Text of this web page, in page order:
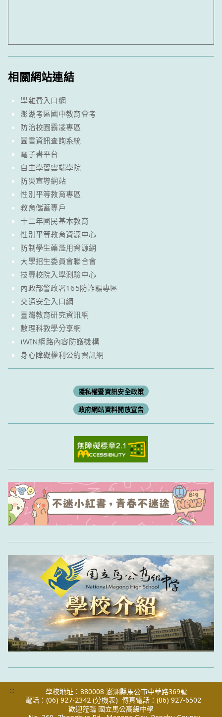
相關網站連結
學雜費入口網
澎湖考區國中教育會考
防治校園霸凌專區
圖書資訊查詢系統
電子書平台
自主學習雲端學院
防災宣導網站
性別平等教育專區
教育儲蓄專戶
十二年國民基本教育
性別平等教育資源中心
防制學生藥濫用資源網
大學招生委員會聯合會
技專校院入學測驗中心
內政部警政署165防詐騙專區
交通安全入口網
臺灣教育研究資訊網
數理科教學分享網
iWIN網路內容防護機構
身心障礙權利公約資訊網
隱私權暨資訊安全政策
政府網站資料開放宣告
:::
學校地址：880008 澎湖縣馬公市中華路369號
電話：(06) 927-2342 (分機表) 傳真電話：(06) 927-6502
歡迎蒞臨 國立馬公高級中學